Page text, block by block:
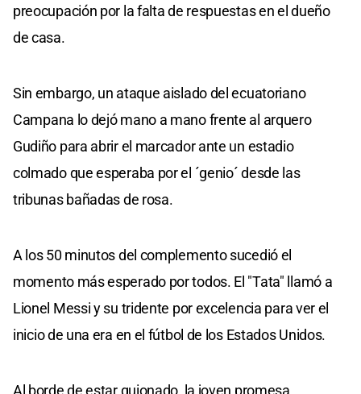
preocupación por la falta de respuestas en el dueño
de casa.
Sin embargo, un ataque aislado del ecuatoriano
Campana lo dejó mano a mano frente al arquero
Gudiño para abrir el marcador ante un estadio
colmado que esperaba por el ´genio´ desde las
tribunas bañadas de rosa.
A los 50 minutos del complemento sucedió el
momento más esperado por todos. El "Tata" llamó a
Lionel Messi y su tridente por excelencia para ver el
inicio de una era en el fútbol de los Estados Unidos.
Al borde de estar guionado, la joven promesa